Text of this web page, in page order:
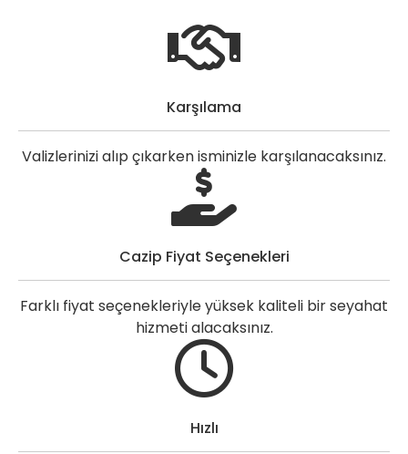
Karşılama
Valizlerinizi alıp çıkarken isminizle karşılanacaksınız.
Cazip Fiyat Seçenekleri
Farklı fiyat seçenekleriyle yüksek kaliteli bir seyahat
hizmeti alacaksınız.
Hızlı